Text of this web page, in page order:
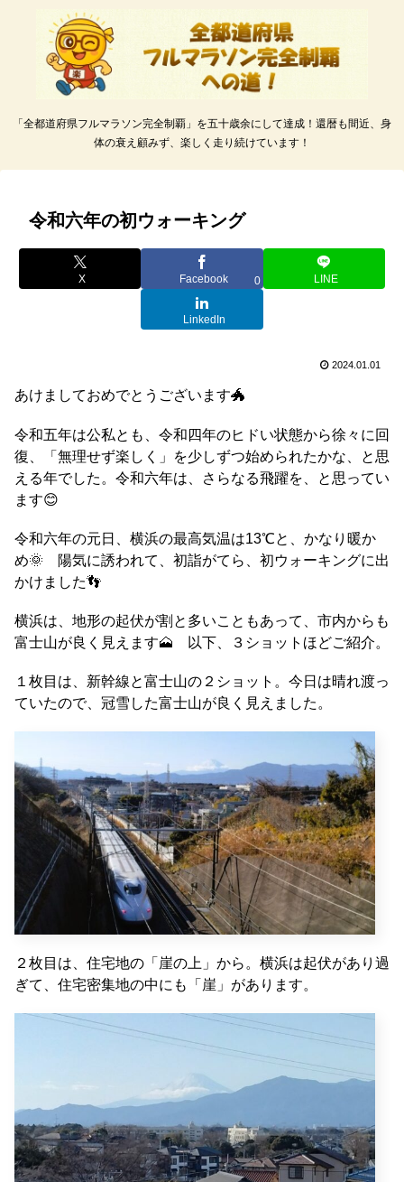
「全都道府県フルマラソン完全制覇」を五十歳余にして達成！還暦も間近、身
体の衰え顧みず、楽しく走り続けています！
令和六年の初ウォーキング
X Facebook 0 LINE
LinkedIn
2024.01.01
あけましておめでとうございます🐲
令和五年は公私とも、令和四年のヒドい状態から徐々に回
復、「無理せず楽しく」を少しずつ始められたかな、と思
える年でした。令和六年は、さらなる飛躍を、と思ってい
ます😊
令和六年の元日、横浜の最高気温は13℃と、かなり暖か
め🌞 陽気に誘われて、初詣がてら、初ウォーキングに出
かけました👣
横浜は、地形の起伏が割と多いこともあって、市内からも
富士山が良く見えます🗻 以下、３ショットほどご紹介。
１枚目は、新幹線と富士山の２ショット。今日は晴れ渡っ
ていたので、冠雪した富士山が良く見えました。
２枚目は、住宅地の「崖の上」から。横浜は起伏があり過
ぎて、住宅密集地の中にも「崖」があります。